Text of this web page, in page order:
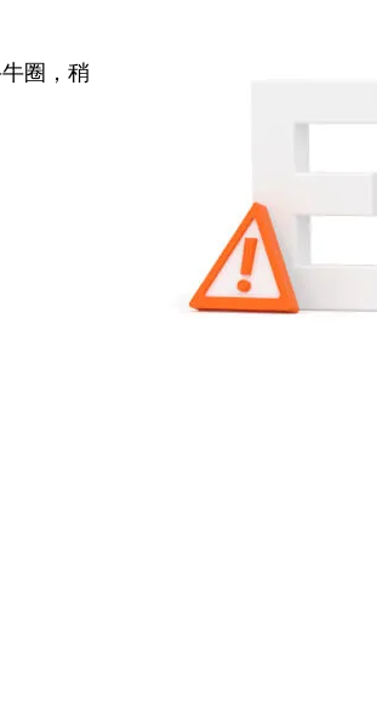
圈，稍